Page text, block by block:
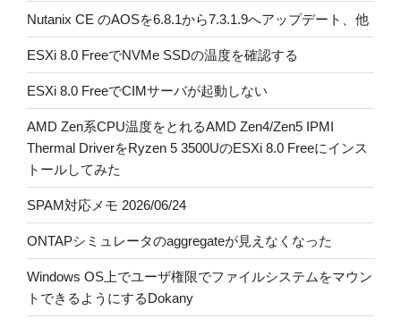
Nutanix CE のAOSを6.8.1から7.3.1.9へアップデート、他
ESXi 8.0 FreeでNVMe SSDの温度を確認する
ESXi 8.0 FreeでCIMサーバが起動しない
AMD Zen系CPU温度をとれるAMD Zen4/Zen5 IPMI
Thermal DriverをRyzen 5 3500UのESXi 8.0 Freeにインス
トールしてみた
SPAM対応メモ 2026/06/24
ONTAPシミュレータのaggregateが見えなくなった
Windows OS上でユーザ権限でファイルシステムをマウン
トできるようにするDokany